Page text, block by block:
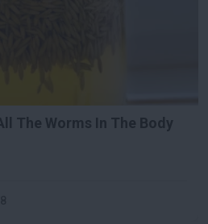
The Worms In The Body